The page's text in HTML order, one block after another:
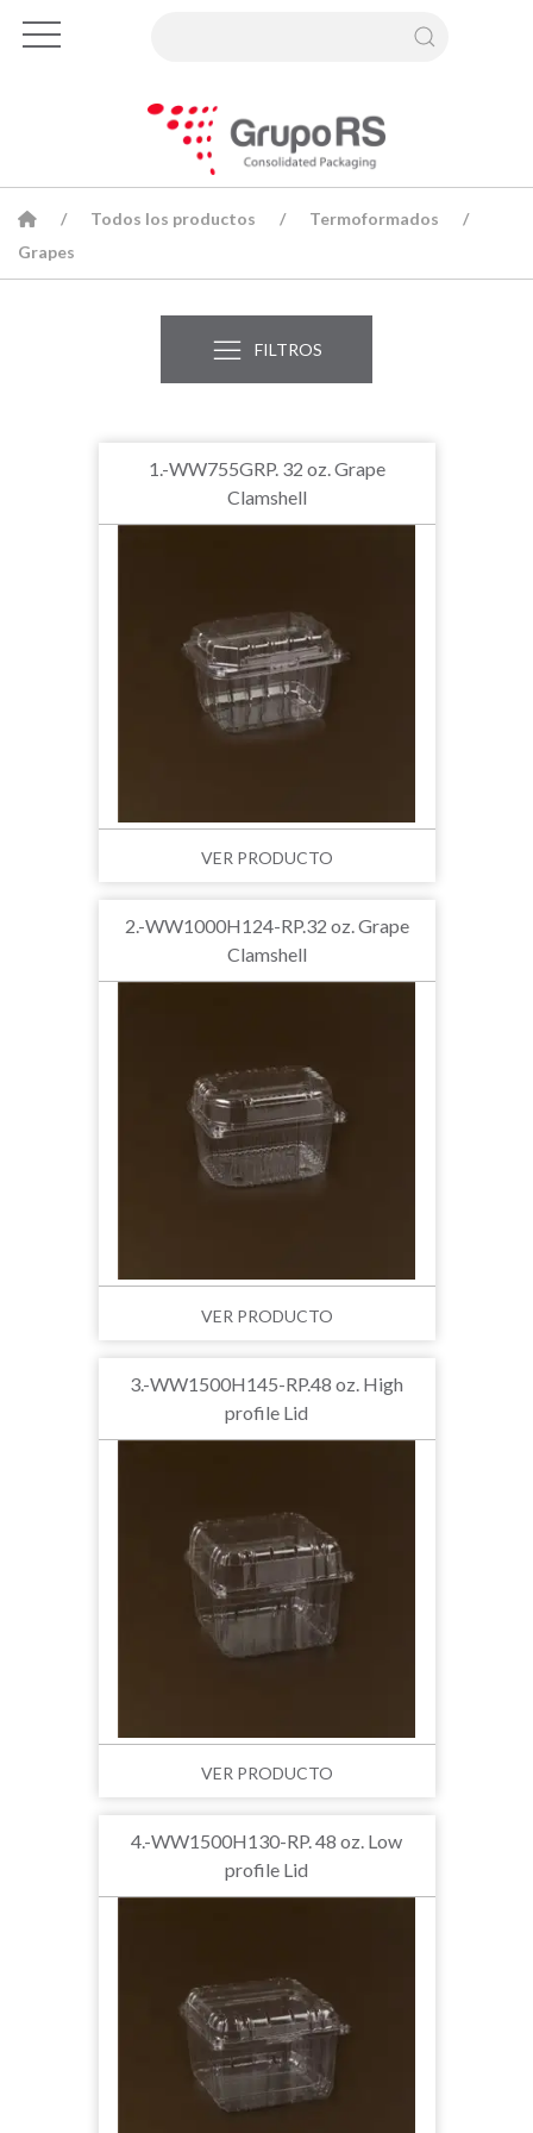
Todos los productos
Termoformados
Grapes
FILTROS
1.-WW755GRP. 32 oz. Grape
Clamshell
VER PRODUCTO
2.-WW1000H124-RP.32 oz. Grape
Clamshell
VER PRODUCTO
3.-WW1500H145-RP.48 oz. High
profile Lid
VER PRODUCTO
4.-WW1500H130-RP. 48 oz. Low
profile Lid